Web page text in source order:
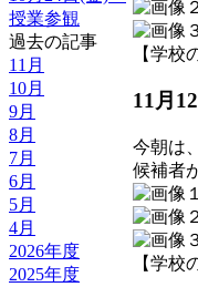
授業参観
過去の記事
11月
10月
9月
8月
7月
6月
5月
4月
2026年度
2025年度
【学校
11月
今朝は
候補者
【学校